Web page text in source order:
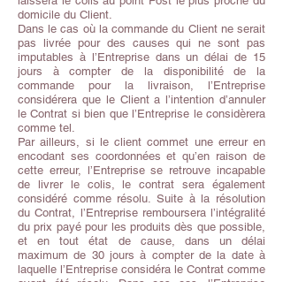
domicile du Client.
Dans le cas où la commande du Client ne serait
pas livrée pour des causes qui ne sont pas
imputables à l’Entreprise dans un délai de 15
jours à compter de la disponibilité de la
commande pour la livraison, l’Entreprise
considérera que le Client a l’intention d’annuler
le Contrat si bien que l’Entreprise le considèrera
comme tel.
Par ailleurs, si le client commet une erreur en
encodant ses coordonnées et qu’en raison de
cette erreur, l’Entreprise se retrouve incapable
de livrer le colis, le contrat sera également
considéré comme résolu. Suite à la résolution
du Contrat, l’Entreprise remboursera l’intégralité
du prix payé pour les produits dès que possible,
et en tout état de cause, dans un délai
maximum de 30 jours à compter de la date à
laquelle l’Entreprise considéra le Contrat comme